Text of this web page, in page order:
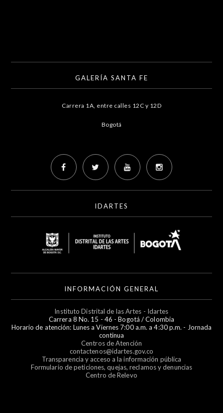
GALERÍA SANTA FE
Carrera 1A, entre calles 12C y 12D
Bogotá
IDARTES
INFORMACIÓN GENERAL
Instituto Distrital de las Artes - Idartes
Carrera 8 No. 15 - 46 - Bogotá / Colombia
Horario de atención: Lunes a Viernes 7:00 a.m. a 4:30 p.m. - Jornada
continua
Centros de Atención
contactenos@idartes.gov.co
Transparencia y acceso a la información pública
Formulario de peticiones, quejas, reclamos y denuncias
Centro de Relevo